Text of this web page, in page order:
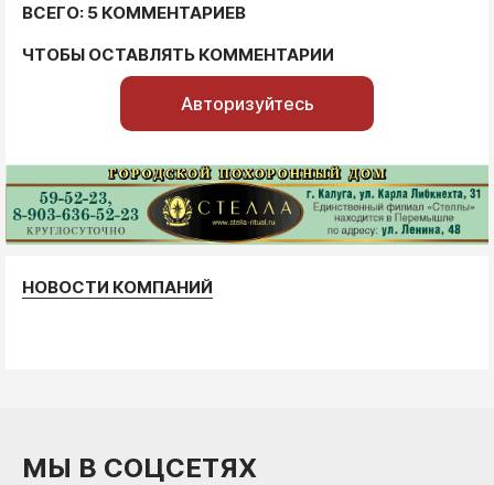
ВСЕГО: 5 КОММЕНТАРИЕВ
ЧТОБЫ ОСТАВЛЯТЬ КОММЕНТАРИИ
Авторизуйтесь
НОВОСТИ КОМПАНИЙ
МЫ В СОЦСЕТЯХ